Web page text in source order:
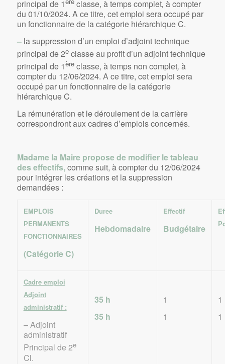
principal de 1
classe, à temps complet, à compter
du 01/10/2024. A ce titre, cet emploi sera occupé par
un fonctionnaire de la catégorie hiérarchique C.
– la suppression d’un emploi d’adjoint technique
principal de 2eclasse au profit d’un adjoint technique
principal de 1èreclasse, à temps non complet, à
compter du 12/06/2024. A ce titre, cet emploi sera
occupé par un fonctionnaire de la catégorie
hiérarchique C.
La rémunération et le déroulement de la carrière
correspondront aux cadres d’emplois concernés.
Madame la Maire propose de modifier le tableau
des effectifs,comme suit, à compter du 12/06/2024
pour intégrer les créations et la suppression
demandées :
EMPLOIS
PERMANENTS
FONCTIONNAIRES
(Catégorie C)
Duree
Hebdomadaire
Effectif
Budgétaire
Cadre emploi
Adjoint
administratif :
– Adjoint
administratif
Principal de 2e
Cl.
35 h
35 h
1
1
1
1